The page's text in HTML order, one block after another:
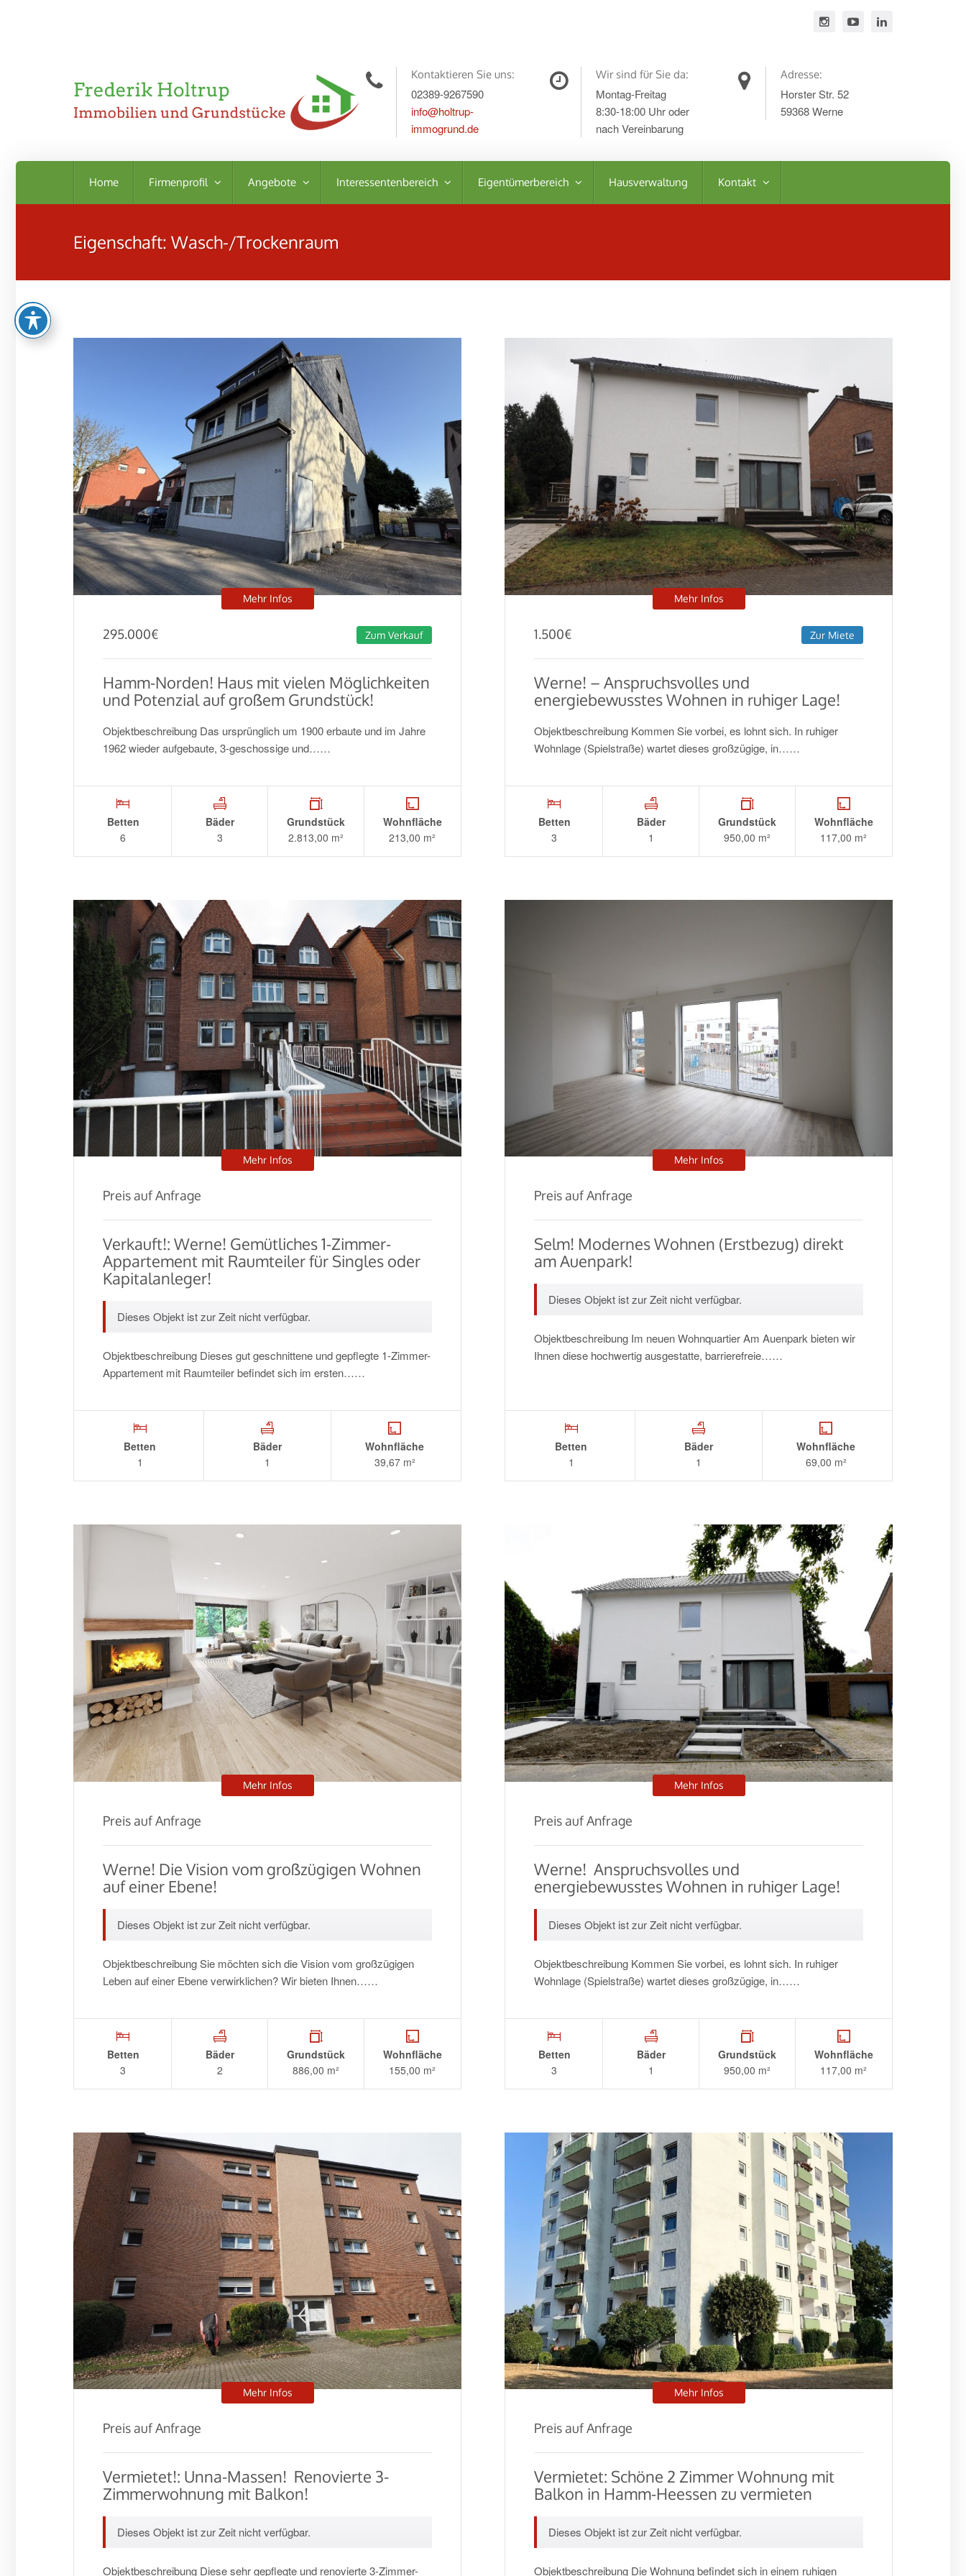
Kontaktieren Sie uns:
02389-9267590
info@holtrup-
immogrund.de
Wir sind für Sie da:
Montag-Freitag
8:30-18:00 Uhr oder
nach Vereinbarung
Adresse:
Horster Str. 52
59368 Werne
Home Firmenprofil Angebote Interessentenbereich Eigentümerbereich Hausverwaltung Kontakt
Eigenschaft: Wasch-/Trockenraum
Mehr Infos
295.000€ Zum Verkauf
Hamm-Norden! Haus mit vielen Möglichkeiten
und Potenzial auf großem Grundstück!
Objektbeschreibung Das ursprünglich um 1900 erbaute und im Jahre
1962 wieder aufgebaute, 3-geschossige und……
Betten
6
Bäder
3
Grundstück
2.813,00 m²
Wohnfläche
213,00 m²
Mehr Infos
1.500€ Zur Miete
Werne! – Anspruchsvolles und
energiebewusstes Wohnen in ruhiger Lage!
Objektbeschreibung Kommen Sie vorbei, es lohnt sich. In ruhiger
Wohnlage (Spielstraße) wartet dieses großzügige, in……
Betten
3
Bäder
1
Grundstück
950,00 m²
Wohnfläche
117,00 m²
Mehr Infos
Preis auf Anfrage
Verkauft!: Werne! Gemütliches 1-Zimmer-
Appartement mit Raumteiler für Singles oder
Kapitalanleger!
Dieses Objekt ist zur Zeit nicht verfügbar.
Objektbeschreibung Dieses gut geschnittene und gepflegte 1-Zimmer-
Appartement mit Raumteiler befindet sich im ersten……
Betten
1
Bäder
1
Wohnfläche
39,67 m²
Mehr Infos
Preis auf Anfrage
Selm! Modernes Wohnen (Erstbezug) direkt
am Auenpark!
Dieses Objekt ist zur Zeit nicht verfügbar.
Objektbeschreibung Im neuen Wohnquartier Am Auenpark bieten wir
Ihnen diese hochwertig ausgestatte, barrierefreie……
Betten
1
Bäder
1
Wohnfläche
69,00 m²
Mehr Infos
Preis auf Anfrage
Werne! Die Vision vom großzügigen Wohnen
auf einer Ebene!
Dieses Objekt ist zur Zeit nicht verfügbar.
Objektbeschreibung Sie möchten sich die Vision vom großzügigen
Leben auf einer Ebene verwirklichen? Wir bieten Ihnen……
Betten
3
Bäder
2
Grundstück
886,00 m²
Wohnfläche
155,00 m²
Mehr Infos
Preis auf Anfrage
Werne!  Anspruchsvolles und
energiebewusstes Wohnen in ruhiger Lage!
Dieses Objekt ist zur Zeit nicht verfügbar.
Objektbeschreibung Kommen Sie vorbei, es lohnt sich. In ruhiger
Wohnlage (Spielstraße) wartet dieses großzügige, in……
Betten
3
Bäder
1
Grundstück
950,00 m²
Wohnfläche
117,00 m²
Mehr Infos
Preis auf Anfrage
Vermietet!: Unna-Massen!  Renovierte 3-
Zimmerwohnung mit Balkon!
Dieses Objekt ist zur Zeit nicht verfügbar.
Objektbeschreibung Diese sehr gepflegte und renovierte 3-Zimmer-
Mehr Infos
Preis auf Anfrage
Vermietet: Schöne 2 Zimmer Wohnung mit
Balkon in Hamm-Heessen zu vermieten
Dieses Objekt ist zur Zeit nicht verfügbar.
Objektbeschreibung Die Wohnung befindet sich in einem ruhigen